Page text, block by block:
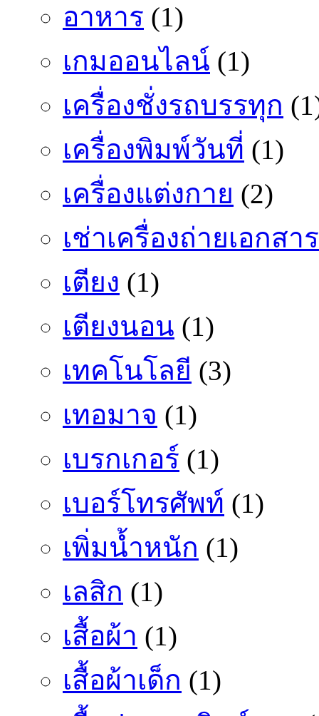
อาหาร (1)
เกมออนไลน์ (1)
เครื่องชั่งรถบรรทุก
เครื่องพิมพ์วันที่ (1)
เครื่องแต่งกาย (2)
เช่าเครื่องถ่ายเอกสาร
เตียง (1)
เตียงนอน (1)
เทคโนโลยี (3)
เทอมาจ (1)
เบรกเกอร์ (1)
เบอร์โทรศัพท์ (1)
เพิ่มน้ำหนัก (1)
เลสิก (1)
เสื้อผ้า (1)
เสื้อผ้าเด็ก (1)